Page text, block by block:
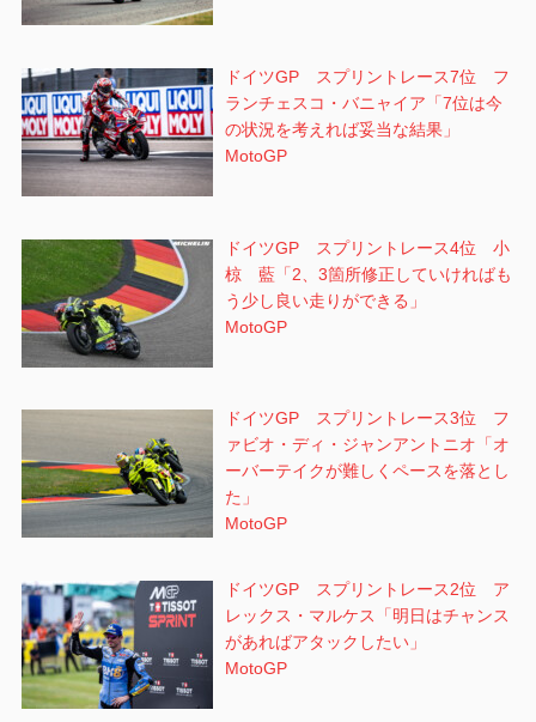
ドイツGP スプリントレース7位 フ
ランチェスコ・バニャイア「7位は今
の状況を考えれば妥当な結果」
MotoGP
ドイツGP スプリントレース4位 小
椋 藍「2、3箇所修正していければも
う少し良い走りができる」
MotoGP
ドイツGP スプリントレース3位 フ
ァビオ・ディ・ジャンアントニオ「オ
ーバーテイクが難しくペースを落とし
た」
MotoGP
ドイツGP スプリントレース2位 ア
レックス・マルケス「明日はチャンス
があればアタックしたい」
MotoGP